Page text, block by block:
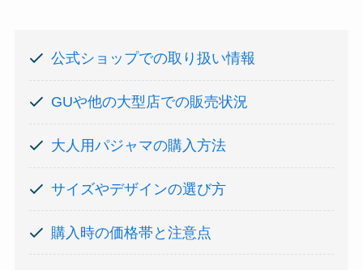
公式ショップでの取り扱い情報
GUや他の大型店での販売状況
大人用パジャマの購入方法
サイズやデザインの選び方
購入時の価格帯と注意点